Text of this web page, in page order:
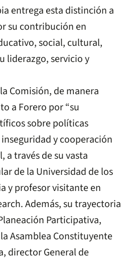
entrega esta distinción a
su contribución en
social, cultural,
liderazgo, servicio y
Comisión, de manera
a Forero por “su
sobre políticas
y cooperación
través de su vasta
de la Universidad de los
y profesor visitante en
Además, su trayectoria
Participativa,
Asamblea Constituyente
director General de